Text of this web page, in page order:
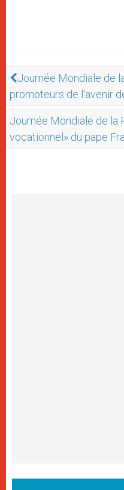
Journée Mondiale de
promoteurs de l'avenir
Journée Mondiale de la
vocationnel» du pape